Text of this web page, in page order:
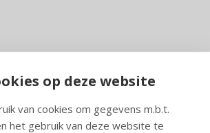
op deze website
van cookies om gegevens m.b.t.
het gebruik van deze website te